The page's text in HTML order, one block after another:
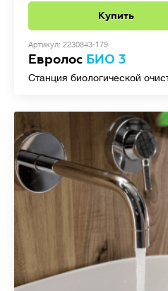
Купить
Артикул: 2230843-179
Евролос БИО 3
Станция биологической